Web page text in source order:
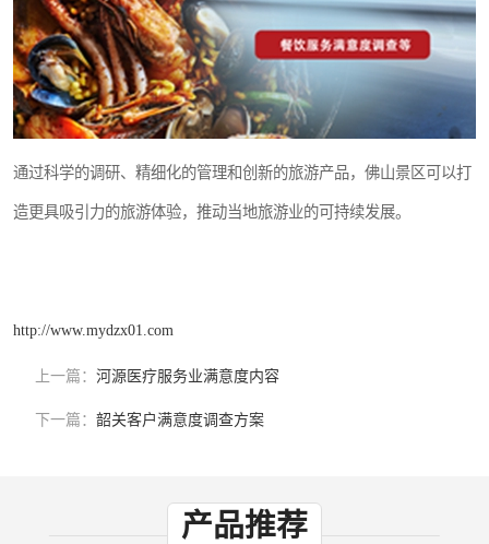
通过科学的调研、精细化的管理和创新的旅游产品，佛山景区可以打
造更具吸引力的旅游体验，推动当地旅游业的可持续发展。
http://www.mydzx01.com
上一篇： 河源医疗服务业满意度内容
下一篇： 韶关客户满意度调查方案
产品推荐